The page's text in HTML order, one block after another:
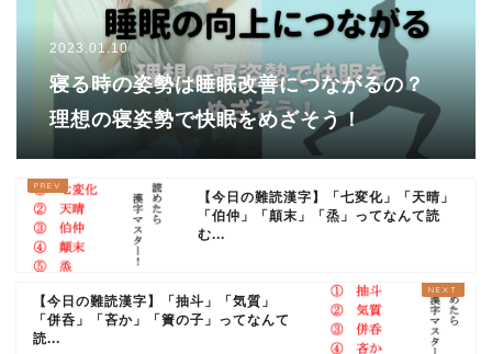
2023.01.10
寝る時の姿勢は睡眠改善につながるの？
理想の寝姿勢で快眠をめざそう！
【今日の難読漢字】「七変化」「天晴」
「伯仲」「顛末」「烝」ってなんて読
む...
【今日の難読漢字】「抽斗」「気質」
「併呑」「吝か」「簀の子」ってなんて
読...